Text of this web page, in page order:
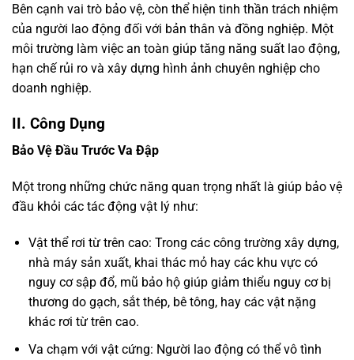
Bên cạnh vai trò bảo vệ, còn thể hiện tinh thần trách nhiệm
của người lao động đối với bản thân và đồng nghiệp. Một
môi trường làm việc an toàn giúp tăng năng suất lao động,
hạn chế rủi ro và xây dựng hình ảnh chuyên nghiệp cho
doanh nghiệp.
II. Công Dụng
Bảo Vệ Đầu Trước Va Đập
Một trong những chức năng quan trọng nhất là giúp bảo vệ
đầu khỏi các tác động vật lý như:
Vật thể rơi từ trên cao: Trong các công trường xây dựng,
nhà máy sản xuất, khai thác mỏ hay các khu vực có
nguy cơ sập đổ, mũ bảo hộ giúp giảm thiểu nguy cơ bị
thương do gạch, sắt thép, bê tông, hay các vật nặng
khác rơi từ trên cao.
Va chạm với vật cứng: Người lao động có thể vô tình